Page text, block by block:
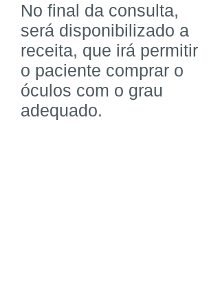
No final da consulta,
será disponibilizado a
receita, que irá permitir
o paciente comprar o
óculos com o grau
adequado.